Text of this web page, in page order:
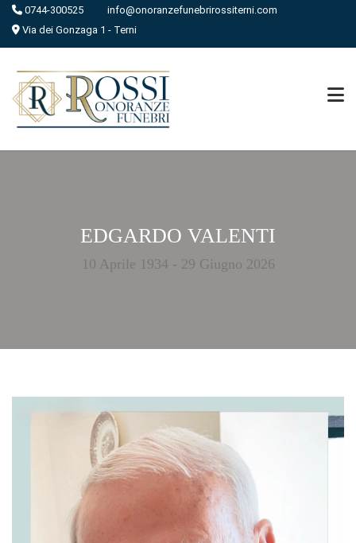
0744-300525
info@onoranzefunebrirossiterni.com
Via dei Gonzaga 1 - Terni
EDGARDO VALENTI
10 Aprile 1934 - 29 Giugno 2026